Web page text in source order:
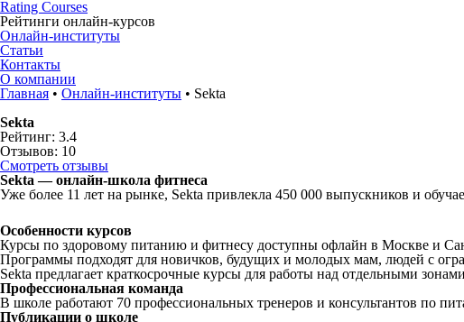
Rating Courses
Рейтинги онлайн-курсов
Онлайн-институты
Статьи
Контакты
О компании
Главная • Онлайн-институты • Sekta
Sekta
Рейтинг: 3.4
Отзывов: 10
Смотреть отзывы
Sekta — онлайн-школа фитнеса
Уже более 11 лет на рынке, Sekta привлекла 450 000 выпускников и
Особенности курсов
Курсы по здоровому питанию и фитнесу доступны офлайн в Москве и
Программы подходят для новичков, будущих и молодых мам, людей с
Sekta предлагает краткосрочные курсы для работы над отдельными
Профессиональная команда
В школе работают 70 профессиональных тренеров и консультантов по
Публикации о школе